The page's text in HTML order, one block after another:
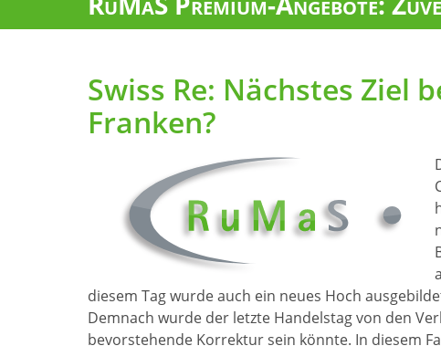
Swiss Re: Nächstes Ziel
Franken?
diesem Tag wurde auch ein neues Hoch
Demnach wurde der letzte Handelstag von den
bevorstehende Korrektur sein könnte. In diesem